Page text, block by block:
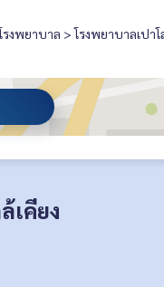
รงพยาบาล > โรงพยาบาลเปาโ
เคียง